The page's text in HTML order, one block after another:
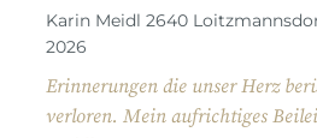
Karin Meidl 2640
2026
Erinnerungen die unser Herz
verloren. Mein aufrichtiges